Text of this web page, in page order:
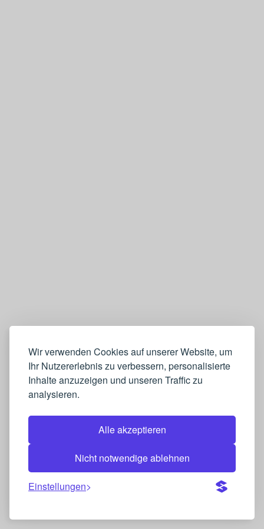
Wir verwenden Cookies auf unserer Website, um
Ihr Nutzererlebnis zu verbessern, personalisierte
Inhalte anzuzeigen und unseren Traffic zu
analysieren.
Alle akzeptieren
Nicht notwendige ablehnen
Einstellungen